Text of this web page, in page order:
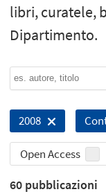
libri, curatele,
Dipartimento.
2008
Open Access
60 pubblicazioni